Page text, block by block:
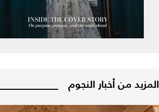
المزيد من أخبار النجوم